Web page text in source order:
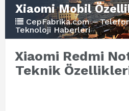
Xiaomi Mobil
CepFabrika.com –
Teknoloji Haberleri
Xiaomi Redmi
Teknik